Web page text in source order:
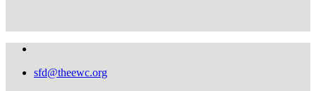
sfd@theewc.org